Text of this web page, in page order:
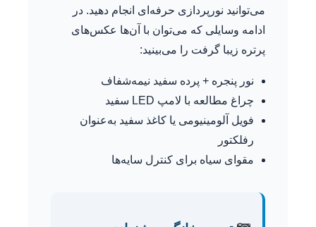
می‌توانید نورپردازی حرفه‌ای انجام دهید. در
ادامه وسایلی که می‌توان با آن‌ها عکس‌های
پرتره زیبا گرفت را می‌بینید:
نور پنجره + پرده سفید نیمه‌شفاف
چراغ مطالعه با لامپ LED سفید
فویل آلومینیومی یا کاغذ سفید به‌عنوان
رفلکتور
مقوای سیاه برای کنترل سایه‌ها